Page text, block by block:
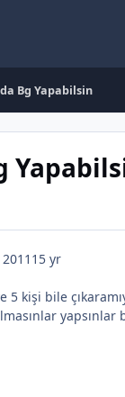
Bg Yapabilsin
15 yr
5 kişi bile